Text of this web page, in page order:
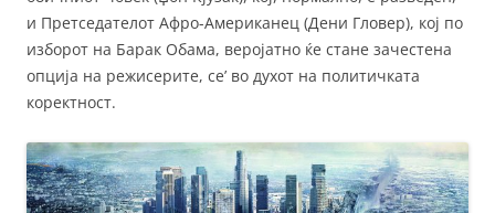
и Претседателот Афро-Американец (Дени Гловер), кој по
изборот на Барак Обама, веројатно ќе стане зачестена
опција на режисерите, се’ во духот на политичката
коректност.